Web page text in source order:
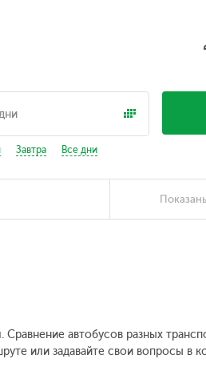
Завтра Все дни
автобусов разных
или задавайте свои вопросы в